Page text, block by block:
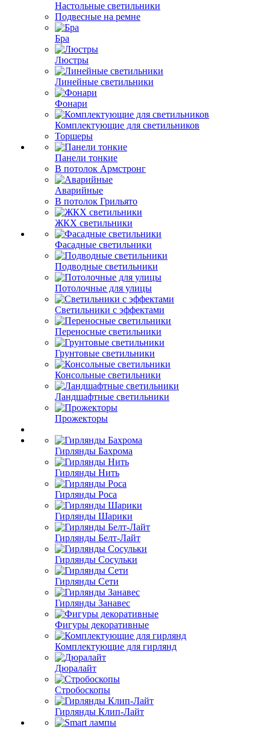
Настольные светильники
Подвесные на ремне
Бра
Люстры
Линейные светильники
Фонари
Комплектующие для светильников
Торшеры
Панели тонкие
В потолок Армстронг
Аварийные
В потолок Грильято
ЖКХ светильники
Фасадные светильники
Подводные светильники
Потолочные для улицы
Светильники с эффектами
Переносные светильники
Грунтовые светильники
Консольные светильники
Ландшафтные светильники
Прожекторы
Гирлянды Бахрома
Гирлянды Нить
Гирлянды Роса
Гирлянды Шарики
Гирлянды Белт-Лайт
Гирлянды Сосульки
Гирлянды Сети
Гирлянды Занавес
Фигуры декоративные
Комплектующие для гирлянд
Дюралайт
Стробоскопы
Гирлянды Клип-Лайт